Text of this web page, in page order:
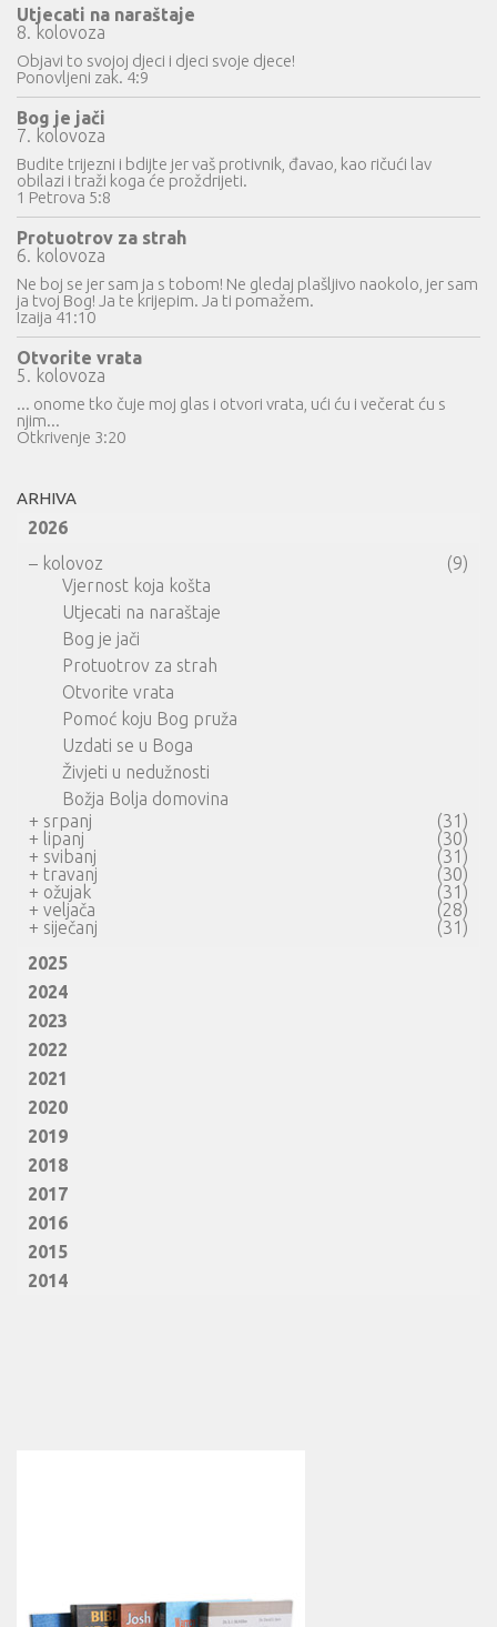
Utjecati na naraštaje
8. kolovoza
Objavi to svojoj djeci i djeci svoje djece!
Ponovljeni zak. 4:9
Bog je jači
7. kolovoza
Budite trijezni i bdijte jer vaš protivnik, đavao, kao ričući lav
obilazi i traži koga će proždrijeti.
1 Petrova 5:8
Protuotrov za strah
6. kolovoza
Ne boj se jer sam ja s tobom! Ne gledaj plašljivo naokolo, jer sam
ja tvoj Bog! Ja te krijepim. Ja ti pomažem.
Izaija 41:10
Otvorite vrata
5. kolovoza
... onome tko čuje moj glas i otvori vrata, ući ću i večerat ću s
njim...
Otkrivenje 3:20
ARHIVA
2026
– kolovoz
(9)
Vjernost koja košta
Utjecati na naraštaje
Bog je jači
Protuotrov za strah
Otvorite vrata
Pomoć koju Bog pruža
Uzdati se u Boga
Živjeti u nedužnosti
Božja Bolja domovina
+ srpanj
(31)
+ lipanj
(30)
+ svibanj
(31)
+ travanj
(30)
+ ožujak
(31)
+ veljača
(28)
+ siječanj
(31)
2025
2024
2023
2022
2021
2020
2019
2018
2017
2016
2015
2014